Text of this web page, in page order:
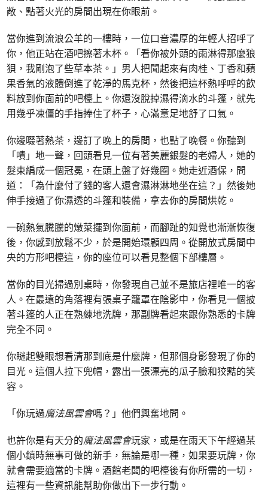
敞、點著火光的房間出現在你眼前。
當你進到流浪公羊的一樓時，一位口音濃厚的年輕人招呼了
你，他正站在酒吧擦著木杯。「看你被外頭的雨淋得那麼狼
狽，我剛泡了些草本茶。」男人把聞起來有肉桂、丁香和蘋
果香氣的液體倒進了乾淨的馬克杯，然後把這杯熱呼呼的飲
料放到你面前的吧檯上。你還沒脫掉濕得滴水的斗篷，就先
用幾乎凍僵的手指捧住了杯子，心滿意足地舒了口氣。
你邊啜著熱茶，邊訂了晚上的房間，也點了晚餐。你聽到
「嘖」地一聲，回頭看見一位有著美麗銀髮的老婦人，她的
髮束編成一個冠冕，在頭上盤了好幾圈。她走近酒保，問
道：「為什麼付了錢的客人還會濕淋淋地坐在這？」然後她
伸手接過了你濕透的斗篷和裝備，拿去你的房間烘乾。
一碗熱氣騰騰的燉菜擺到你面前，而腳趾的知覺也漸漸恢復
後，你感到放鬆不少，於是開始環顧四周。從開放式房間中
央的方形吧檯這，你的座位可以看見整個下部樓層。
當你的目光掃過別桌時，你發現自己並不是旅店裡唯一的客
人。在最遠的角落裡有張桌子籠罩在陰影中，你看見一個披
著斗篷的人正在熟練地洗牌，那副牌看起來跟你熟悉的卡牌
完全不同。
你瞇起雙眼想看清那到底是什麼牌，但那個身影發現了你的
目光。這個人拉下兜帽，露出一張漂亮的瓜子臉和狡黠的笑
容。
「你玩過魔法風雲會嗎？」他們興奮地問。
也許你是有天分的魔法風雲會玩家，或是在雨天下午經過某
個小鎮時無事可做的新手，無論是哪一種，如果要玩牌，你
就會需要適當的卡牌。酒館老闆的吧檯後有你所需的一切，
這裡有一些資訊能幫助你做出下一步行動。